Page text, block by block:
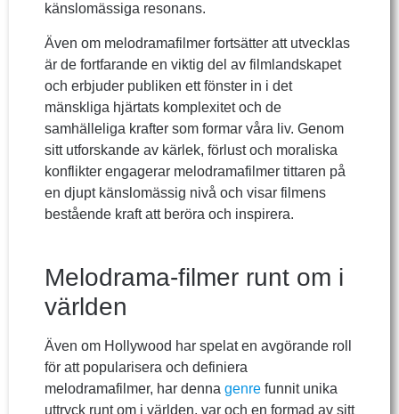
känslomässiga resonans.
Även om melodramafilmer fortsätter att utvecklas
är de fortfarande en viktig del av filmlandskapet
och erbjuder publiken ett fönster in i det
mänskliga hjärtats komplexitet och de
samhälleliga krafter som formar våra liv. Genom
sitt utforskande av kärlek, förlust och moraliska
konflikter engagerar melodramafilmer tittaren på
en djupt känslomässig nivå och visar filmens
bestående kraft att beröra och inspirera.
Melodrama-filmer runt om i
världen
Även om Hollywood har spelat en avgörande roll
för att popularisera och definiera
melodramafilmer, har denna genre funnit unika
uttryck runt om i världen, var och en formad av sitt